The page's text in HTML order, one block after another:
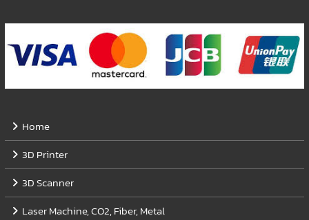
Home
3D Printer
3D Scanner
Laser Machine, CO2, Fiber, Metal